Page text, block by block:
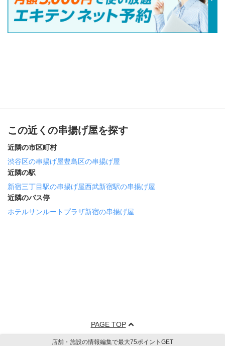
この近くの串揚げ屋を探す
近隣の市区町村
渋谷区の串揚げ屋豊島区の串揚げ屋
近隣の駅
新宿三丁目駅の串揚げ屋西武新宿駅の串揚げ屋
近隣のバス停
ホテルサンルートプラザ新宿の串揚げ屋
PAGE TOP
店舗・施設の情報編集で最大75ポイントGET